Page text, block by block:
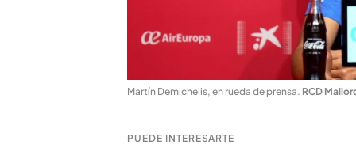
Martín Demichelis, en rueda de prensa. RCD
PUEDE INTERESARTE